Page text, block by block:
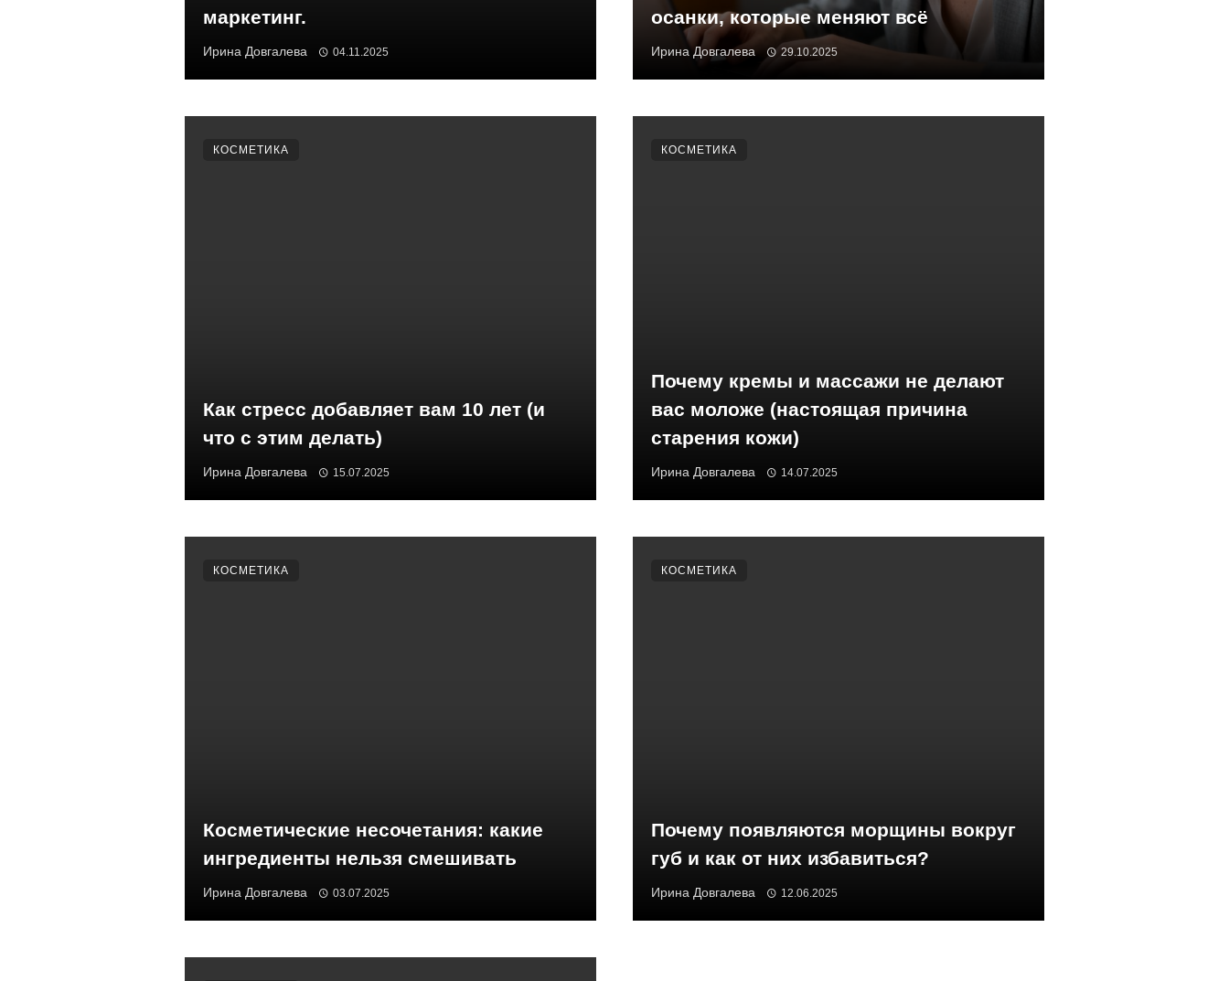
маркетинг.
Ирина Довгалева 04.11.2025
осанки, которые меняют всё
Ирина Довгалева 29.10.2025
Как стресс добавляет вам 10 лет (и
что с этим делать)
Ирина Довгалева 15.07.2025
КОСМЕТИКА
Почему кремы и массажи не делают
вас моложе (настоящая причина
старения кожи)
Ирина Довгалева 14.07.2025
КОСМЕТИКА
Косметические несочетания: какие
ингредиенты нельзя смешивать
Ирина Довгалева 03.07.2025
КОСМЕТИКА
Почему появляются морщины вокруг
губ и как от них избавиться?
Ирина Довгалева 12.06.2025
КОСМЕТИКА